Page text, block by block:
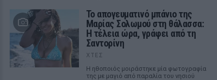
Το απογευματινό μπάνιο της
Μαρίας Σολωμού στη θάλασσα:
Η τέλεια ώρα, γράφει από τη
Σαντορίνη
ΧΤΕΣ
Η ηθοποιός μοιράστηκε μία φωτογραφία
της με μαγιό από παραλία του νησιού